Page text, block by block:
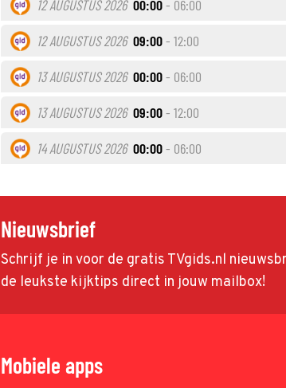
12 AUGUSTUS 2026 00:00- 06:00
12 AUGUSTUS 2026 09:00- 12:00
13 AUGUSTUS 2026 00:00- 06:00
13 AUGUSTUS 2026 09:00- 12:00
14 AUGUSTUS 2026 00:00- 06:00
Nieuwsbrief
Schrijf je in voor de gratis TVgids.nl
de leukste kijktips direct in jouw mailbox!
Mobiele apps